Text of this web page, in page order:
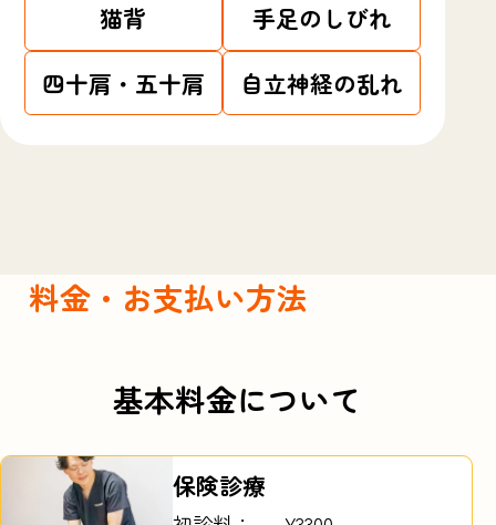
猫背
手足のしびれ
四十肩・五十肩
自立神経の乱れ
料金・お支払い方法
基本料金について
保険診療